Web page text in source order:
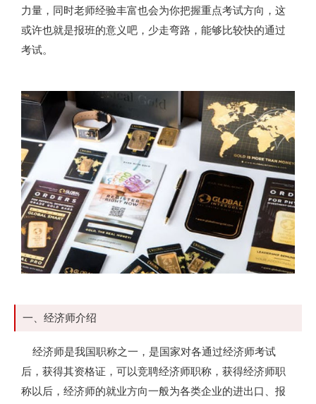
力量，同时老师经验丰富也会为你把握重点考试方向，这
或许也就是报班的意义吧，少走弯路，能够比较快的通过
考试。
一、经济师介绍
经济师是我国职称之一，是国家对各通过经济师考试
后，获得其资格证，可以竞聘经济师职称，获得经济师职
称以后，经济师的就业方向一般为各类企业的进出口、报